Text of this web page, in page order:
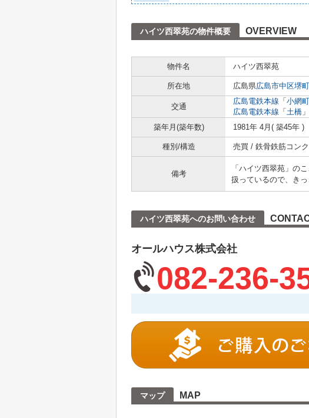
ハイツ西翠苑の物件概要 OVERVIEW
物件名
ハイツ西翠苑
所在地 広島県広島市中区堺町
交通
広島電鉄本線 「 小網町
広島電鉄本線 「 土橋
築年月(築年数)
1981年 4月( 築45年 )
種別/構造 売買 / 鉄骨鉄筋コン
備考
「ハイツ西翠苑」の
扱っているので、き
ハイツ西翠苑へのお問い合わせ
オールハウス株式会社
082-236-
マップ MAP